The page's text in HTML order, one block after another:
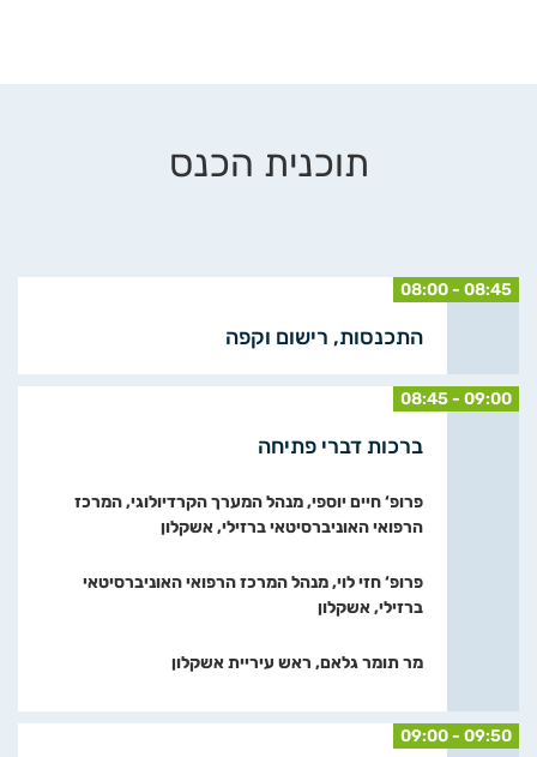
תוכנית הכנס
08:00 - 08:45
התכנסות, רישום וקפה
08:45 - 09:00
ברכות דברי פתיחה
פרופ‘ חיים יוספי, מנהל המערך הקרדיולוגי, המרכז
הרפואי האוניברסיטאי ברזילי, אשקלון
פרופ‘ חזי לוי, מנהל המרכז הרפואי האוניברסיטאי
ברזילי, אשקלון
מר תומר גלאם, ראש עיריית אשקלון
09:00 - 09:50